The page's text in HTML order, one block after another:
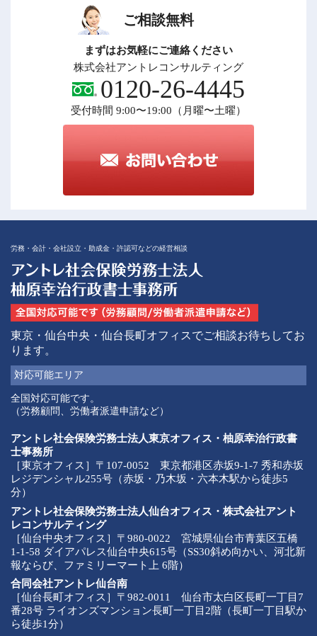
ご相談無料
まずはお気軽にご連絡ください
株式会社アントレコンサルティング
0120-26-4445
受付時間 9:00〜19:00（月曜〜土曜）
労務・会計・会社設立・助成金・許認可などの経営相談
東京・仙台中央・仙台長町オフィスでご相談お待ちしてお
ります。
対応可能エリア
全国対応可能です。
（労務顧問、労働者派遣申請など）
アントレ社会保険労務士法人東京オフィス・柚原幸治行政書
士事務所
［東京オフィス］〒107-0052 東京都港区赤坂9-1-7 秀和赤坂
レジデンシャル255号（赤坂・乃木坂・六本木駅から徒歩5
分）
アントレ社会保険労務士法人仙台オフィス・株式会社アント
レコンサルティング
［仙台中央オフィス］〒980-0022 宮城県仙台市青葉区五橋
1-1-58 ダイアパレス仙台中央615号（SS30斜め向かい、河北新
報ならび、ファミリーマート上 6階）
合同会社アントレ仙台南
［仙台長町オフィス］〒982-0011 仙台市太白区長町一丁目7
番28号 ライオンズマンション長町一丁目2階（長町一丁目駅か
ら徒歩1分）